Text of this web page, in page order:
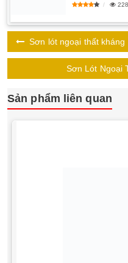
228
Sơn lót ngoại thất kháng
Sơn Lót Ngoại
Sản phẩm liên quan